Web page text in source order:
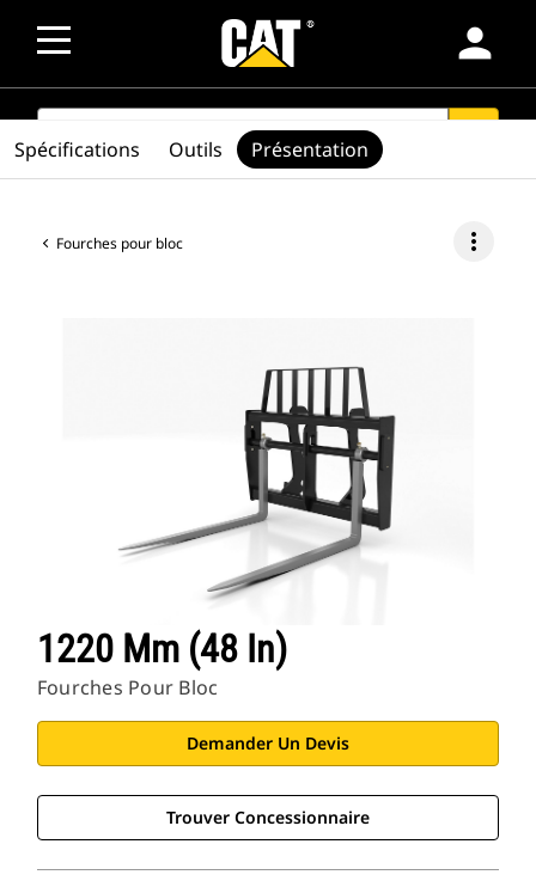
person
SEARCH
Fourches pour bloc more_vert
1220 Mm (48 In)
Fourches Pour Bloc
Demander Un Devis
Trouver Concessionnaire
Spécifications Outils Présentation